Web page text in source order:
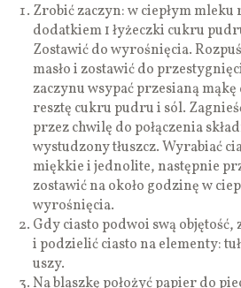
Zrobić zaczyn: w ciepłym
dodatkiem 1 łyżeczki cukru
Zostawić do wyrośnięcia.
masło i zostawić do
zaczynu wsypać przesianą
resztę cukru pudru i sól.
przez chwilę do połączenia
wystudzony tłuszcz. Wyrabiać
miękkie i jednolite, następnie
zostawić na około godzinę w
wyrośnięcia.
Gdy ciasto podwoi swą objętość,
i podzielić ciasto na elementy:
uszy.
Na blaszkę położyć papier do